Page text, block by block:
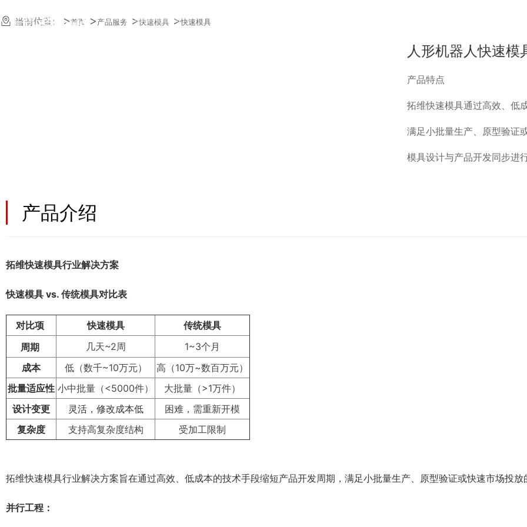
23年快速模具经验
当前位置: 首页 产品服务 快速模具 快速模具
人形机器人快速模
产品特点
拓维快速模具通过高效、低
满足小批量生产、原型验证
模具设计与产品开发同步进
产品介绍
拓维快速模具行业解决方案
快速模具 vs. 传统模具对比表
对比项 快速模具
传统模具
周期
几天~2周
1~3个月
成本
低（数千~10万元）
高（10万~数百万元）
批量适应性 小中批量（<5000件）
大批量（>1万件）
设计变更
灵活，修改成本低
困难，需重新开模
复杂度
支持高复杂度结构 受加工限制
拓维快速模具行业解决方案旨在通过高效、低成本的技术手段缩短产品开发周期，满足小批量生产、原型验证或快速市场投放
并行工程：